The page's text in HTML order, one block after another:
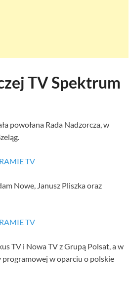
TV Spektrum
powołana Rada Nadzorcza, w
TV
Nowe, Janusz Pliszka oraz
TV
TV i Nowa TV z Grupą Polsat, a w
w oparciu o polskie